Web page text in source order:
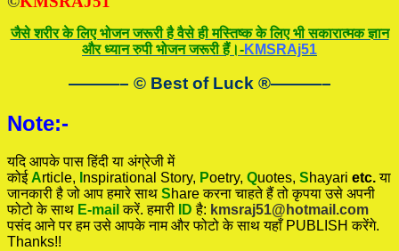
जैसे शरीर के लिए भोजन जरूरी है वैसे ही मस्तिष्क के लिए भी सकारात्मक ज्ञान
और ध्यान रुपी भोजन जरूरी हैं।-KMSRAj51
———– © Best of Luck ®———–
Note:-
यदि आपके पास हिंदी या अंग्रेजी में
कोईArticle, nspirational Story, Poetry, Quotes, Shayari etc.या
जानकारी है जो आप हमारे साथ Share करना चाहते हैं तो कृपया उसे अपनी
फोटो के साथ E-mail करें. हमारी IDहै: kmsraj51@hotmail.com
पसंद आने पर हम उसे आपके नाम और फोटो के साथ यहाँ PUBLISH करेंगे.
Thanks!!